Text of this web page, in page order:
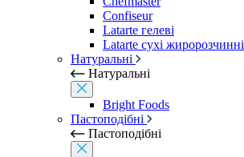
Confiseur
Latarte гелеві
Latarte сухі жиророзчинні
Натуральні
Натуральні
Bright Foods
Пастоподібні
Пастоподібні